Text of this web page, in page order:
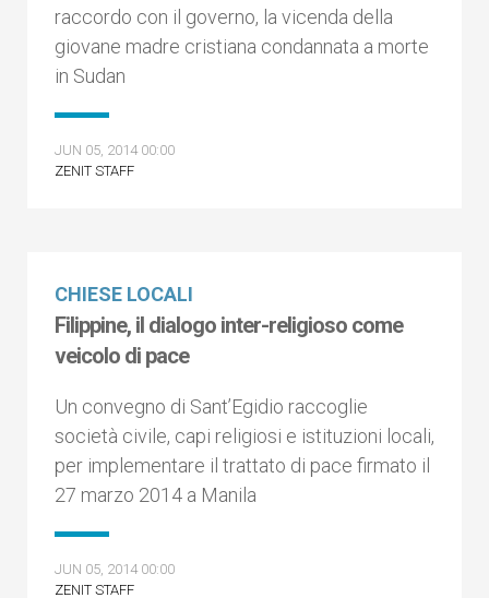
raccordo con il governo, la vicenda della
giovane madre cristiana condannata a morte
in Sudan
JUN 05, 2014 00:00
ZENIT STAFF
CHIESE LOCALI
Filippine, il dialogo inter-religioso come
veicolo di pace
Un convegno di Sant’Egidio raccoglie
società civile, capi religiosi e istituzioni locali,
per implementare il trattato di pace firmato il
27 marzo 2014 a Manila
JUN 05, 2014 00:00
ZENIT STAFF